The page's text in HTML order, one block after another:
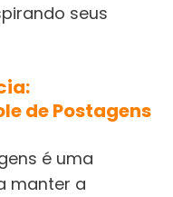
seus
de Postagens
é uma
manter a